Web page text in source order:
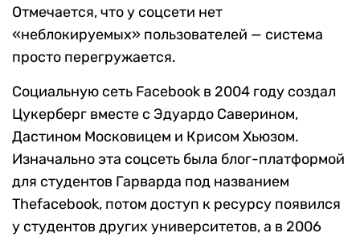
Отмечается, что у соцсети нет
«неблокируемых» пользователей — система
просто перегружается.
Социальную сеть Facebook в 2004 году создал
Цукерберг вместе с Эдуардо Саверином,
Дастином Московицем и Крисом Хьюзом.
Изначально эта соцсеть была блог-платформой
для студентов Гарварда под названием
Thefacebook, потом доступ к ресурсу появился
у студентов других университетов, а в 2006